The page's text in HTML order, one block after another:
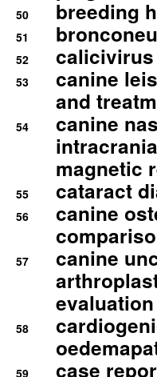
50 breeding
51
52
53
canine
and
54
canine
magnetic
55 cataract
56
canine
57
canine
58
59
case